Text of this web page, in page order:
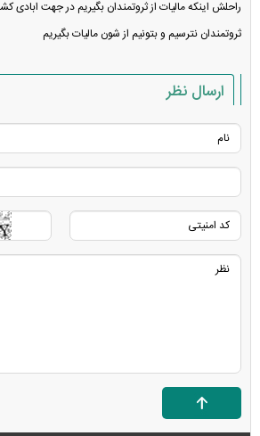
راحلش اینکه مالیات از ثروتمندان بگیریم در جهت ابادی
ثروتمندان نترسیم و بتونیم از شون مالیات بگیریم
ارسال نظر